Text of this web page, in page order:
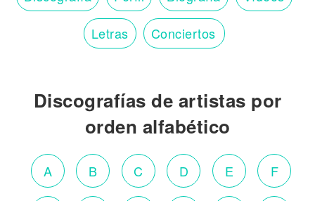
Letras Conciertos
Discografías de artistas por
orden alfabético
A B C D E F